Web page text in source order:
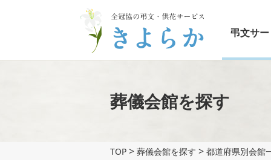
弔文サ
葬儀会館を探す
TOP > 葬儀会館を探す > 都道府県別会館